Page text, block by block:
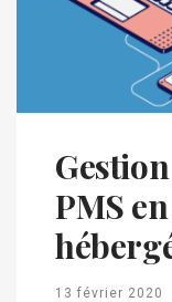
PMS
13 février 2020